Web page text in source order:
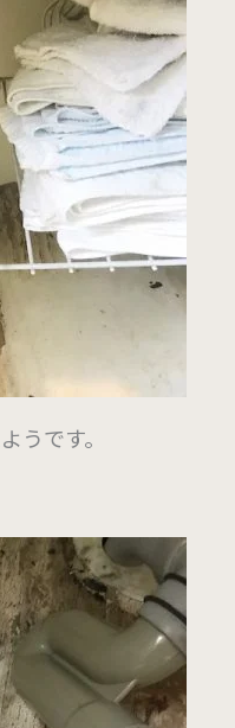
うです。